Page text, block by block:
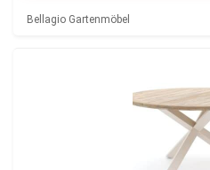
Bellagio Gartenmöbel